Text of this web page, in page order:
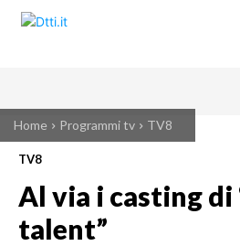
Home Programmi tv TV8
TV8
Al via i casting di
talent”